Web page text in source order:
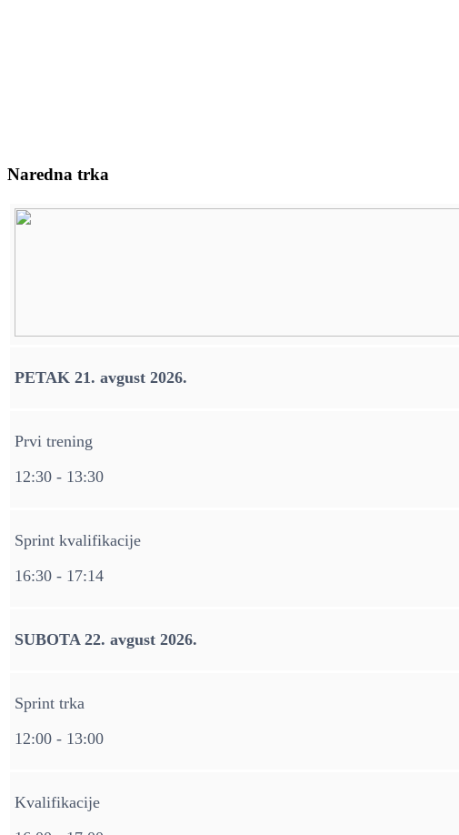
Naredna trka
PETAK 21. avgust 2026.
Prvi trening
12:30 - 13:30
Sprint kvalifikacije
16:30 - 17:14
SUBOTA 22. avgust 2026.
Sprint trka
12:00 - 13:00
Kvalifikacije